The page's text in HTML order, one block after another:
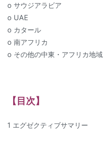
o サウジアラビア
o UAE
o カタール
o 南アフリカ
o その他の中東・アフリカ地域
【目次】
1 エグゼクティブサマリー